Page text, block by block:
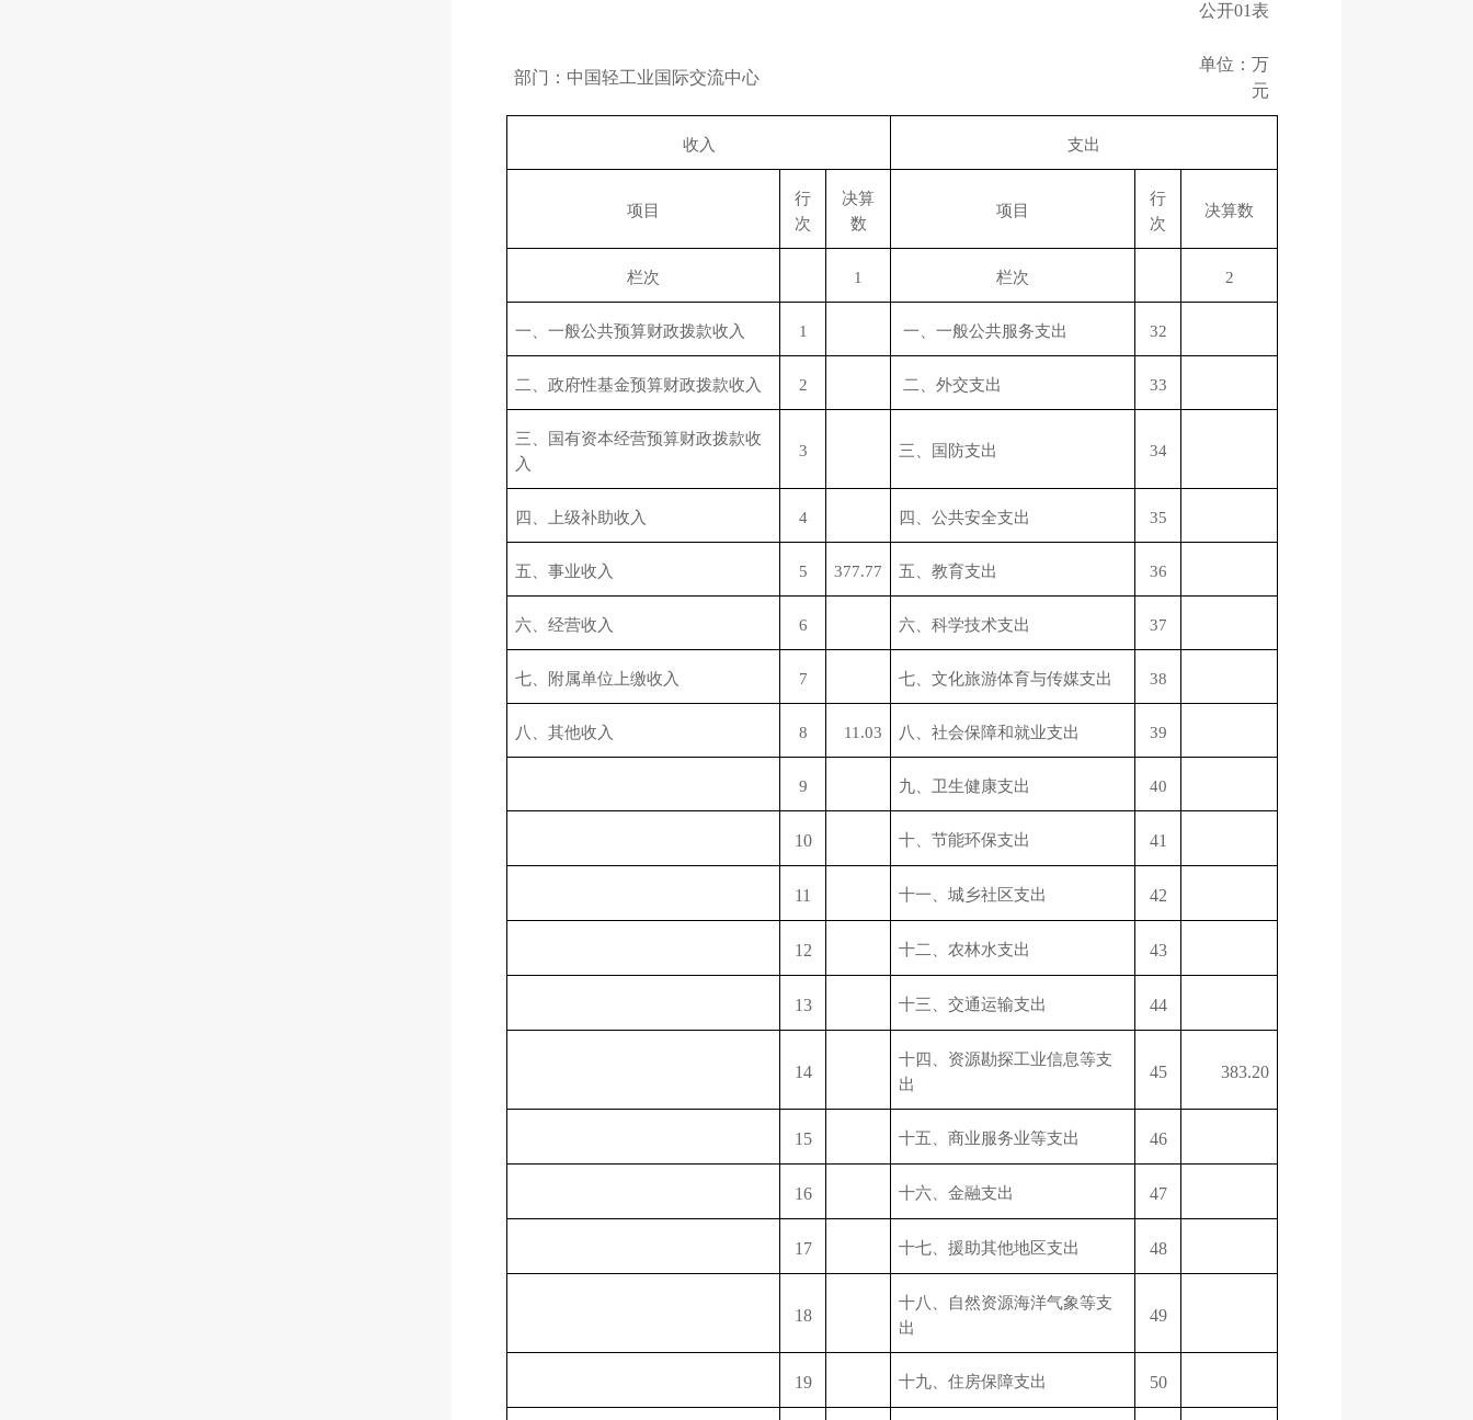
公开01表
部门：中国轻工业国际交流中心
单位：万
元
收入 支出
项目
行
次
决算
数
项目
行
次
决算数
栏次 1 栏次 2
一、一般公共预算财政拨款收入 1 一、一般公共服务支出 32
二、政府性基金预算财政拨款收入 2 二、外交支出 33
三、国有资本经营预算财政拨款收
入
3 三、国防支出 34
四、上级补助收入 4 四、公共安全支出 35
五、事业收入 5 377.77 五、教育支出 36
六、经营收入 6 六、科学技术支出 37
七、附属单位上缴收入 7 七、文化旅游体育与传媒支出 38
八、其他收入 8 11.03 八、社会保障和就业支出 39
9 九、卫生健康支出 40
10 十、节能环保支出 41
11 十一、城乡社区支出 42
12 十二、农林水支出 43
13 十三、交通运输支出 44
14
十四、资源勘探工业信息等支
出
45 383.20
15 十五、商业服务业等支出 46
16 十六、金融支出 47
17 十七、援助其他地区支出 48
18
十八、自然资源海洋气象等支
出
49
19 十九、住房保障支出 50